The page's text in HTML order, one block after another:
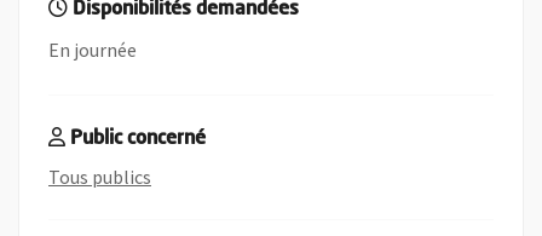
Disponibilités demandées
En journée
Public concerné
Tous publics